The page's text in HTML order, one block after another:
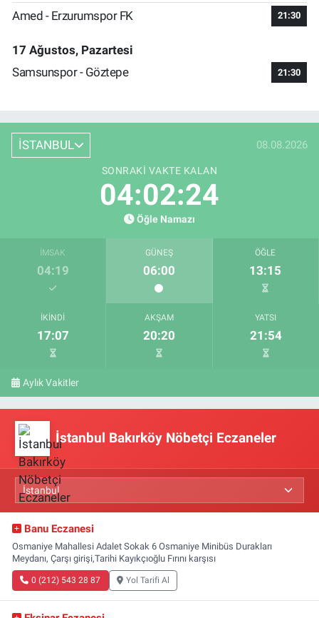
Amed - Erzurumspor FK 21:30
17 Ağustos, Pazartesi
Samsunspor - Göztepe
21:30
İSTANBUL 08.08.2026
SONRAKI VAKTE KALAN
04:02:23
Öğle Namazı
İMSAK
04:19
GÜNEŞ
06:00
ÖĞLE
13:15
İKINDI
17:07
AKŞAM
20:20
YATSI
21:54
Aylık Vakitler
İstanbul Bakırköy Nöbetçi Eczaneler
Banu Eczanesi
Osmaniye Mahallesi Adalet Sokak 6 Osmaniye Minibüs Durakları
Meydanı, Çarşı girişi,Tarihi Kayıkçıoğlu Fırını karşısı
0 (212) 543 28 87 Yol Tarifi Al